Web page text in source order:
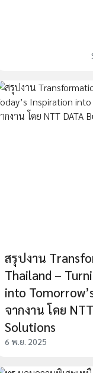
สรุปงาน
Thailand –
into
จากงาน โดย
Solutions
6 พ.ย. 2025